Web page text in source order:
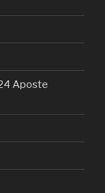
Aposte